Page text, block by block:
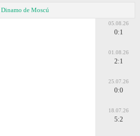
Dinamo de Moscú
05.08.26
0:1
01.08.26
2:1
25.07.26
0:0
18.07.26
5:2